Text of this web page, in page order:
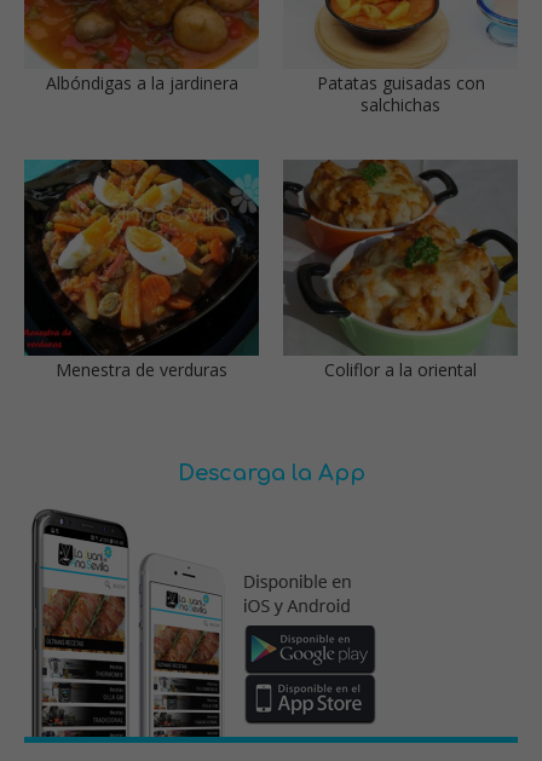
Albóndigas a la jardinera
Patatas guisadas con
salchichas
Menestra de verduras Coliflor a la oriental
Descarga la App